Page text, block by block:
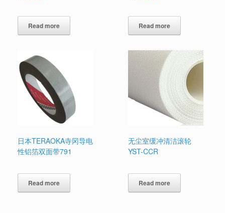
Read more Read more
日本TERAOKA寺冈导电
性铝箔双面带791
Read more
无尘室缓冲清洁滚轮
YST-CCR
Read more